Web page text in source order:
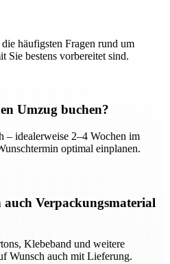
häufigsten Fragen rund um
Sie bestens vorbereitet sind.
Umzug buchen?
– idealerweise 2–4 Wochen im
optimal einplanen.
Verpackungsmaterial
Klebeband und weitere
Wunsch auch mit Lieferung.